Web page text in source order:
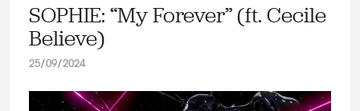
SOPHIE: “My Forever” (ft. Cecile
Believe)
25/09/2024